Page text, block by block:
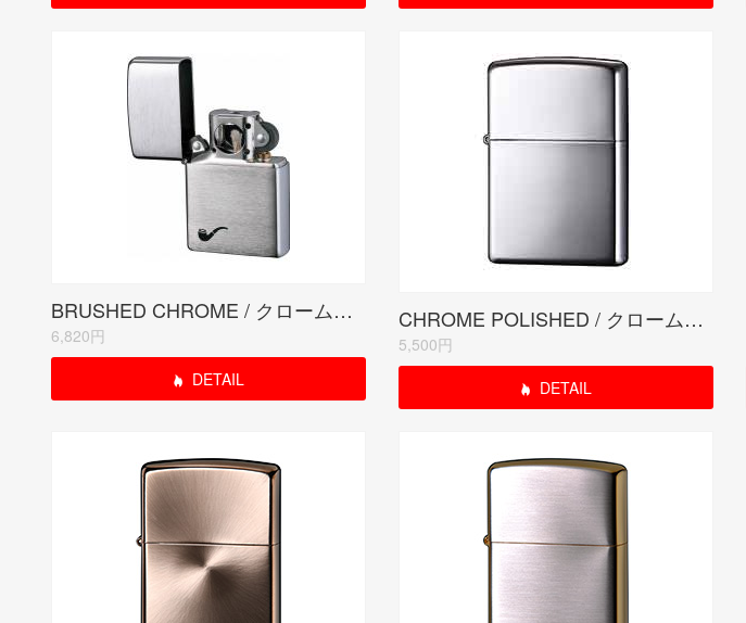
BRUSHED CHROME / クロームサテーナ
6,820円
DETAIL
CHROME POLISHED / クロームポリッシュ
5,500円
DETAIL